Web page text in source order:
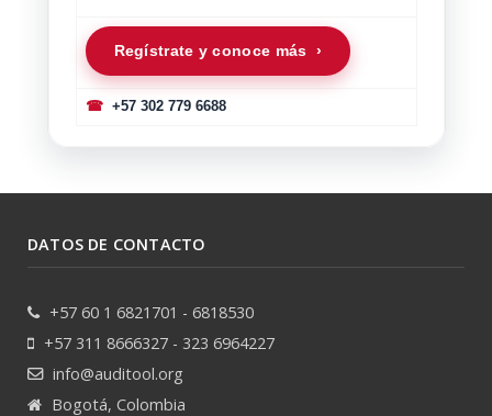
Regístrate y conoce más ›
☎+57 302 779 6688
DATOS DE CONTACTO
+57 60 1 6821701 - 6818530
+57 311 8666327 - 323 6964227
info@auditool.org
Bogotá, Colombia